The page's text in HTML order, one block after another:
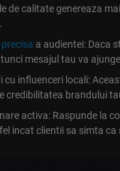
de calitate genereaza
a audientei: Daca
mesajul tau va
cu influenceri locali:
credibilitatea brandului
activa: Raspunde la
incat clientii sa simta ca